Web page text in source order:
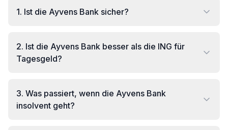
1. Ist die Ayvens Bank sicher?
2. Ist die Ayvens Bank besser als die ING für
Tagesgeld?
3. Was passiert, wenn die Ayvens Bank
insolvent geht?